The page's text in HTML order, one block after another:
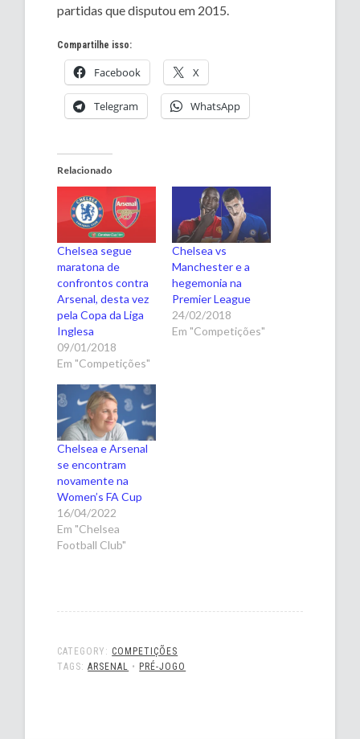
partidas que disputou em 2015.
Compartilhe isso:
Facebook X
Telegram WhatsApp
Relacionado
Chelsea segue
maratona de
confrontos contra
Arsenal, desta vez
pela Copa da Liga
Inglesa
09/01/2018
Em "Competições"
Chelsea vs
Manchester e a
hegemonia na
Premier League
24/02/2018
Em "Competições"
Chelsea e Arsenal
se encontram
novamente na
Women’s FA Cup
16/04/2022
Em "Chelsea
Football Club"
CATEGORY: COMPETIÇÕES
TAGS:ARSENAL • PRÉ-JOGO